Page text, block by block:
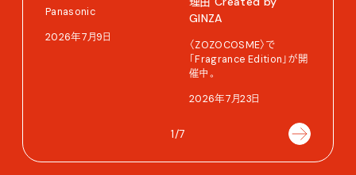
Panasonic
2026年7月9日
GINZA
〈ZOZOCOSME〉で
「Fragrance Edition」が開
催中。
2026年7月23日
1/7